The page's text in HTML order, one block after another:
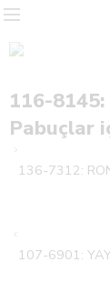
116-
Pabuçlar
136-7312:
107-6901: YAY